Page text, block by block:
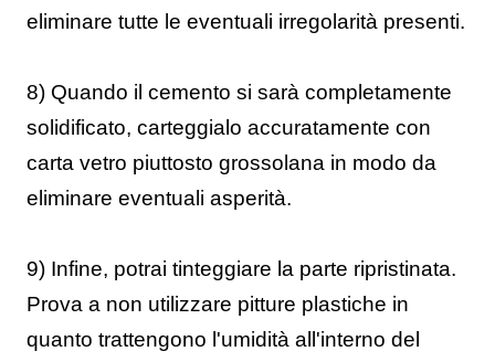
eliminare tutte le eventuali irregolarità presenti.
8) Quando il cemento si sarà completamente
solidificato, carteggialo accuratamente con
carta vetro piuttosto grossolana in modo da
eliminare eventuali asperità.
9) Infine, potrai tinteggiare la parte ripristinata.
Prova a non utilizzare pitture plastiche in
quanto trattengono l'umidità all'interno del